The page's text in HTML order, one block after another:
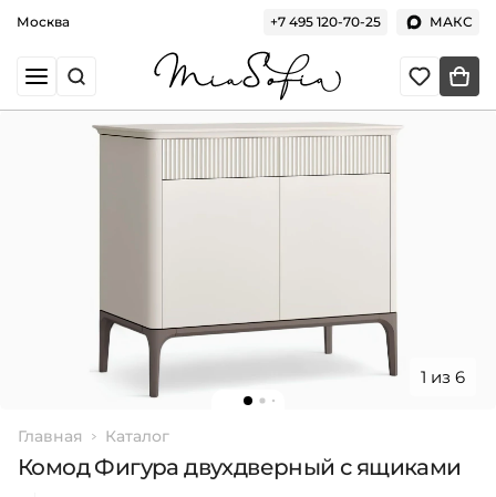
Москва +7 495 120-70-25 МАКС
1 из 6
Главная Каталог
Комод Фигура двухдверный с ящиками